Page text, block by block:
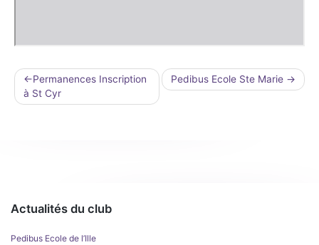
Navigation
de
Permanences Inscription
à St Cyr
Pedibus Ecole Ste Marie
Actualités du club
Pedibus Ecole de l’Ille